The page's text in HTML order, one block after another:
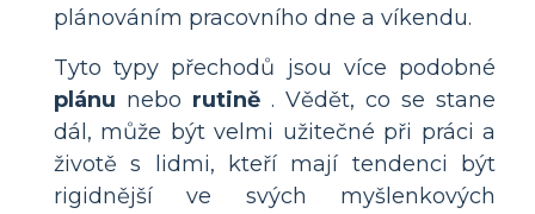
plánováním pracovního dne a víkendu.
Tyto typy přechodů jsou více podobné
plánu nebo rutině . Vědět, co se stane
dál, může být velmi užitečné při práci a
životě s lidmi, kteří mají tendenci být
rigidnější ve svých myšlenkových